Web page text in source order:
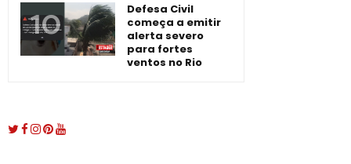
Defesa Civil
começa a emitir
alerta severo
para fortes
ventos no Rio